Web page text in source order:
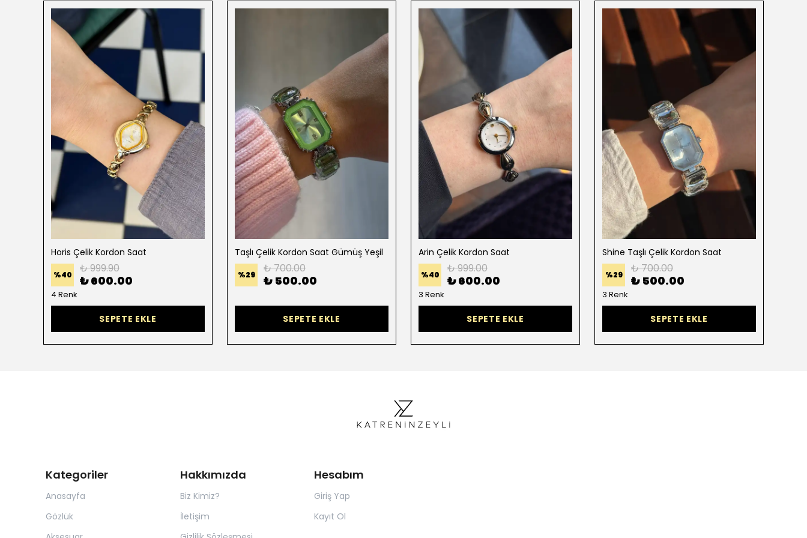
Horis Çelik Kordon Saat
%40 ₺ 999.90
₺ 600.00
4 Renk
SEPETE EKLE
Taşlı Çelik Kordon Saat Gümüş Yeşil
%29 ₺ 700.00
₺ 500.00
SEPETE EKLE
Arin Çelik Kordon Saat
%40 ₺ 999.00
₺ 600.00
3 Renk
SEPETE EKLE
Shine Taşlı Çelik Kordon Saat
%29 ₺ 700.00
₺ 500.00
3 Renk
SEPETE EKLE
Kategoriler
Anasayfa
Gözlük
Hakkımızda
Biz Kimiz?
İletişim
Hesabım
Giriş Yap
Kayıt Ol